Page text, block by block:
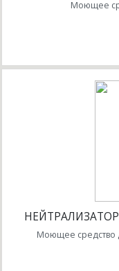
Моющее
Моющее средство